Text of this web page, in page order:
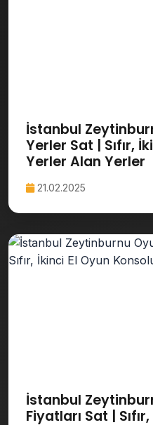
İstanbul
Yerler Sat | Sıfır,
Yerler Alan Yerler
21.02.2025
İstanbul
Fiyatları Sat |